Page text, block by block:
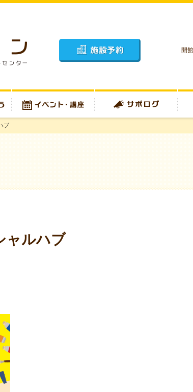
開
イベント・講座 サポログ アク
ブ
ャルハブ